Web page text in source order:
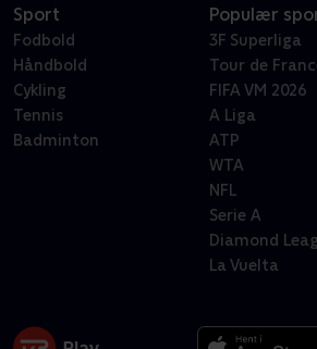
Sport
Fodbold
Håndbold
Cykling
Tennis
Badminton
Populær
3F Superliga
Tour de
FIFA VM 2026
A Liga
ATP
WTA
NFL
Serie A
Diamond
La Vuelta